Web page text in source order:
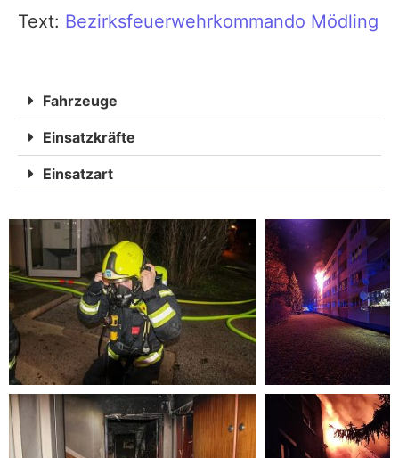
Text: Bezirksfeuerwehrkommando Mödling
Fahrzeuge
Einsatzkräfte
Einsatzart